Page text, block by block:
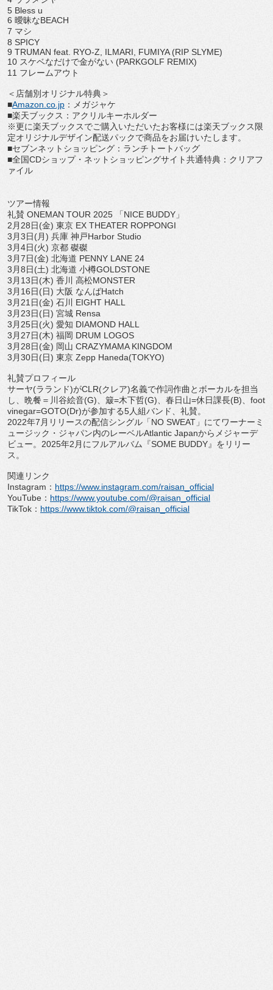
5 Bless u
6 曖昧なBEACH
7 マシ
8 SPICY
9 TRUMAN feat. RYO-Z, ILMARI, FUMIYA (RIP SLYME)
10 スケベなだけで金がない (PARKGOLF REMIX)
11 フレームアウト
＜店舗別オリジナル特典＞
■Amazon.co.jp ：メガジャケ
■楽天ブックス：アクリルキーホルダー
※更に楽天ブックスでご購入いただいたお客様には楽天ブックス限
定オリジナルデザイン配送パックで商品をお届けいたします。
■セブンネットショッピング：ランチトートバッグ
■全国CDショップ・ネットショッピングサイト共通特典： クリアフ
ァイル
ツアー情報
礼賛 ONEMAN TOUR 2025 「NICE BUDDY」
2月28日(金) 東京 EX THEATER ROPPONGI
3月3日(月) 兵庫 神戸Harbor Studio
3月4日(火) 京都 磔磔
3月7日(金) 北海道 PENNY LANE 24
3月8日(土) 北海道 小樽GOLDSTONE
3月13日(木) 香川 高松MONSTER
3月16日(日) 大阪 なんばHatch
3月21日(金) 石川 EIGHT HALL
3月23日(日) 宮城 Rensa
3月25日(火) 愛知 DIAMOND HALL
3月27日(木) 福岡 DRUM LOGOS
3月28日(金) 岡山 CRAZYMAMA KINGDOM
3月30日(日) 東京 Zepp Haneda(TOKYO)
礼賛プロフィール
サーヤ(ラランド)がCLR(クレア)名義で作詞作曲とボーカルを担当
し、晩餐＝川谷絵音(G)、簸=木下哲(G)、春日山=休日課長(B)、foot
vinegar=GOTO(Dr)が参加する5人組バンド、 礼賛。
2022年7月リリースの配信シングル「NO SWEAT」にてワーナーミ
ュージック・ ジャパン内のレーベルAtlantic Japanからメジャーデ
ビュー。 2025年2月にフルアルバム『SOME BUDDY』をリリー
ス。
関連リンク
Instagram： https://www. instagram.com/raisan_official
YouTube： https://www.youtube. com/@raisan_official
TikTok： https://www.tiktok.com/@raisan_official